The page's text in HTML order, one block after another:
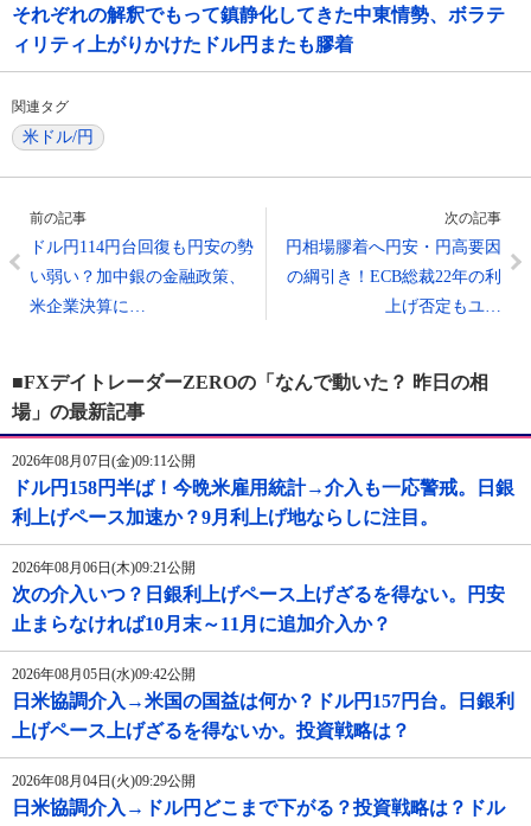
それぞれの解釈でもって鎮静化してきた中東情勢、ボラテ
ィリティ上がりかけたドル円またも膠着
関連タグ
米ドル/円
前の記事
ドル円114円台回復も円安の勢
い弱い？加中銀の金融政策、
米企業決算に…
次の記事
円相場膠着へ円安・円高要因
の綱引き！ECB総裁22年の利
上げ否定もユ…
■FXデイトレーダーZEROの「なんで動いた？ 昨日の相
場」の最新記事
2026年08月07日(金)09:11公開
ドル円158円半ば！今晩米雇用統計→介入も一応警戒。日銀
利上げペース加速か？9月利上げ地ならしに注目。
2026年08月06日(木)09:21公開
次の介入いつ？日銀利上げペース上げざるを得ない。円安
止まらなければ10月末～11月に追加介入か？
2026年08月05日(水)09:42公開
日米協調介入→米国の国益は何か？ドル円157円台。日銀利
上げペース上げざるを得ないか。投資戦略は？
2026年08月04日(火)09:29公開
日米協調介入→ドル円どこまで下がる？投資戦略は？ドル